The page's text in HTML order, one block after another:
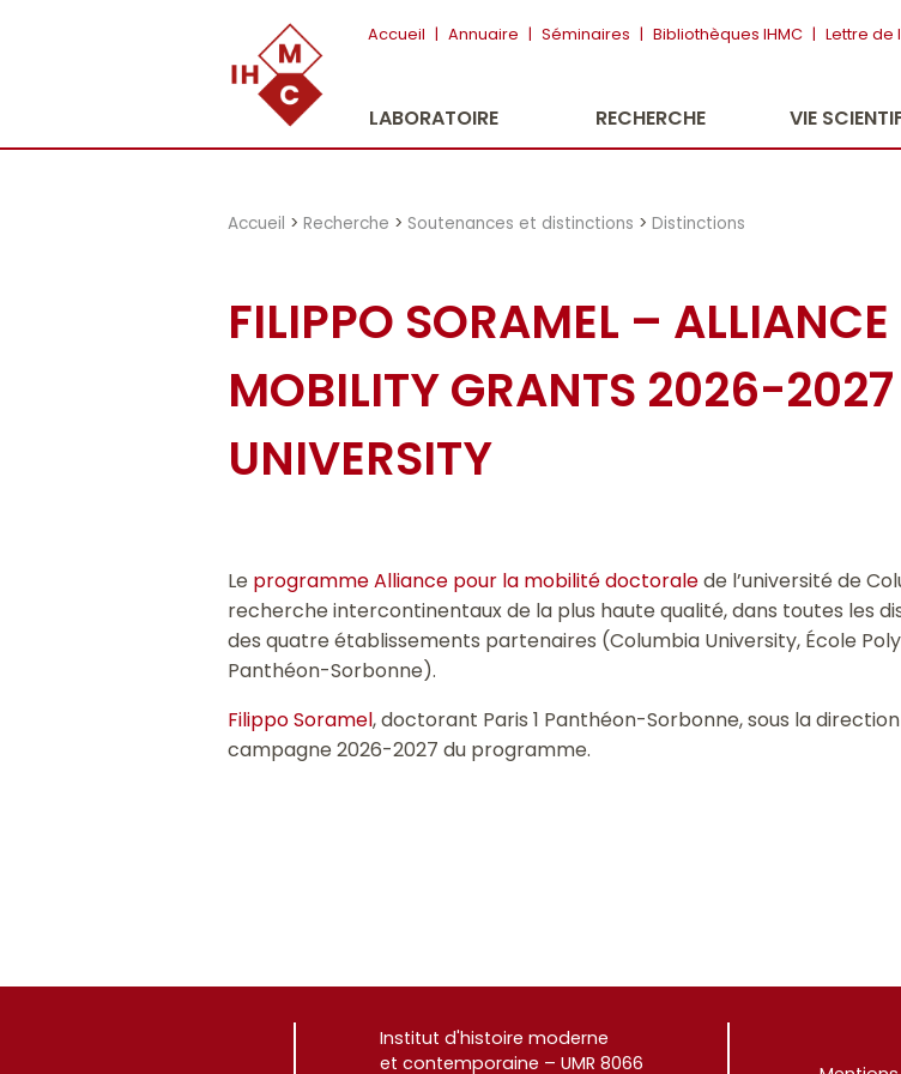
Accueil | Annuaire | Séminaires | Bibliothèques IHMC | Lettre de
LABORATOIRE RECHERCHE VIE
Accueil >Recherche > Soutenances et distinctions >Distinctions
FILIPPO SORAMEL –
MOBILITY GRANTS 2026-
UNIVERSITY
Le programme Alliance pour la mobilité doctoralede l’université de
recherche intercontinentaux de la plus haute qualité, dans toutes les
des quatre établissements partenaires (Columbia University, École
Panthéon-Sorbonne).
Filippo Soramel, doctorant Paris 1 Panthéon-Sorbonne, sous la
campagne 2026-2027 du programme.
Institut d'histoire moderne
et contemporaine – UMR 8066